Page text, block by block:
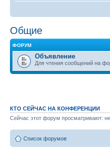
Общие
ФОРУМ
Объявление
Для чтения сообщений на
КТО СЕЙЧАС НА КОНФЕРЕНЦИИ
Сейчас этот форум просматривают:
Список форумов